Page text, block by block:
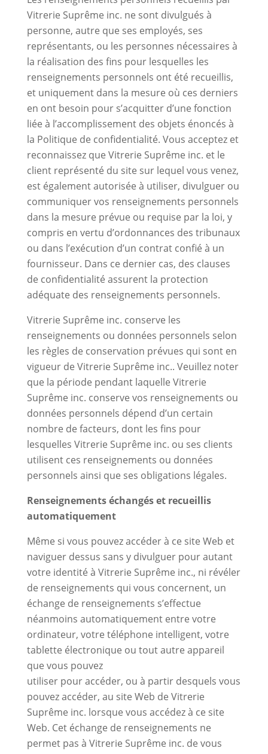
Vitrerie Suprême inc. ne sont divulgués à
personne, autre que ses employés, ses
représentants, ou les personnes nécessaires à
la réalisation des fins pour lesquelles les
renseignements personnels ont été recueillis,
et uniquement dans la mesure où ces derniers
en ont besoin pour s’acquitter d’une fonction
liée à l’accomplissement des objets énoncés à
la Politique de confidentialité. Vous acceptez et
reconnaissez que Vitrerie Suprême inc. et le
client représenté du site sur lequel vous venez,
est également autorisée à utiliser, divulguer ou
communiquer vos renseignements personnels
dans la mesure prévue ou requise par la loi, y
compris en vertu d’ordonnances des tribunaux
ou dans l’exécution d’un contrat confié à un
fournisseur. Dans ce dernier cas, des clauses
de confidentialité assurent la protection
adéquate des renseignements personnels.
Vitrerie Suprême inc. conserve les
renseignements ou données personnels selon
les règles de conservation prévues qui sont en
vigueur de Vitrerie Suprême inc.. Veuillez noter
que la période pendant laquelle Vitrerie
Suprême inc. conserve vos renseignements ou
données personnels dépend d’un certain
nombre de facteurs, dont les fins pour
lesquelles Vitrerie Suprême inc. ou ses clients
utilisent ces renseignements ou données
personnels ainsi que ses obligations légales.
Renseignements échangés et recueillis
automatiquement
Même si vous pouvez accéder à ce site Web et
naviguer dessus sans y divulguer pour autant
votre identité à Vitrerie Suprême inc., ni révéler
de renseignements qui vous concernent, un
échange de renseignements s’effectue
néanmoins automatiquement entre votre
ordinateur, votre téléphone intelligent, votre
tablette électronique ou tout autre appareil
que vous pouvez
utiliser pour accéder, ou à partir desquels vous
pouvez accéder, au site Web de Vitrerie
Suprême inc. lorsque vous accédez à ce site
Web. Cet échange de renseignements ne
permet pas à Vitrerie Suprême inc. de vous